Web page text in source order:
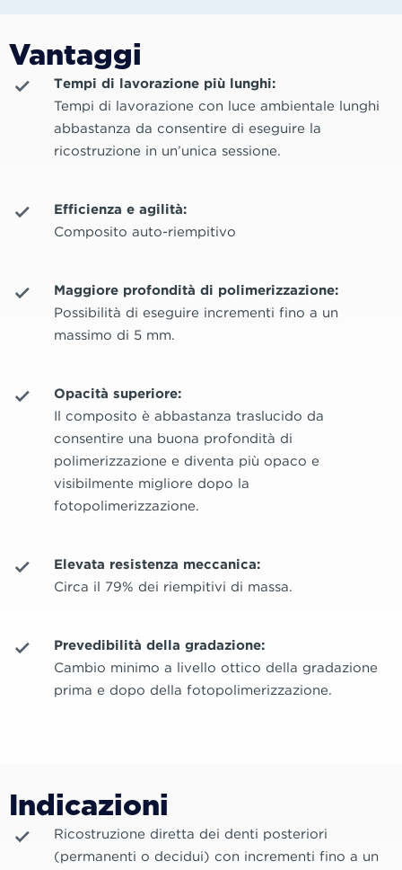
Vantaggi
Tempi di lavorazione più lunghi:
Tempi di lavorazione con luce ambientale lunghi
abbastanza da consentire di eseguire la
ricostruzione in un’unica sessione.
Efficienza e agilità:
Composito auto-riempitivo
Maggiore profondità di polimerizzazione:
Possibilità di eseguire incrementi fino a un
massimo di 5 mm.
Opacità superiore:
Il composito è abbastanza traslucido da
consentire una buona profondità di
polimerizzazione e diventa più opaco e
visibilmente migliore dopo la
fotopolimerizzazione.
Elevata resistenza meccanica:
Circa il 79% dei riempitivi di massa.
Prevedibilità della gradazione:
Cambio minimo a livello ottico della gradazione
prima e dopo della fotopolimerizzazione.
Indicazioni
Ricostruzione diretta dei denti posteriori
(permanenti o decidui) con incrementi fino a un